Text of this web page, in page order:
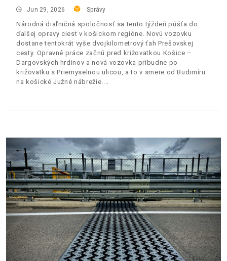
Jun 29, 2026 Správy
Národná diaľničná spoločnosť sa tento týždeň púšťa do
ďalšej opravy ciest v košickom regióne. Novú vozovku
dostane tentokrát vyše dvojkilometrový ťah Prešovskej
cesty. Opravné práce začnú pred križovatkou Košice –
Dargovských hrdinov a nová vozovka pribudne po
križovatku s Priemyselnou ulicou, a to v smere od Budimíru
na košické Južné nábrežie.